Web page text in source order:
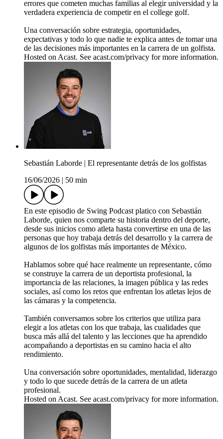
errores que cometen muchas familias al elegir universidad y la
verdadera experiencia de competir en el college golf.
Una conversación sobre estrategia, oportunidades,
expectativas y todo lo que nadie te explica antes de tomar una
de las decisiones más importantes en la carrera de un golfista.
Hosted on Acast. See acast.com/privacy for more information.
Sebastián Laborde | El representante detrás de los golfistas
16/06/2026
50 min
En este episodio de Swing Podcast platico con Sebastián
Laborde, quien nos comparte su historia dentro del deporte,
desde sus inicios como atleta hasta convertirse en una de las
personas que hoy trabaja detrás del desarrollo y la carrera de
algunos de los golfistas más importantes de México.
Hablamos sobre qué hace realmente un representante, cómo
se construye la carrera de un deportista profesional, la
importancia de las relaciones, la imagen pública y las redes
sociales, así como los retos que enfrentan los atletas lejos de
las cámaras y la competencia.
También conversamos sobre los criterios que utiliza para
elegir a los atletas con los que trabaja, las cualidades que
busca más allá del talento y las lecciones que ha aprendido
acompañando a deportistas en su camino hacia el alto
rendimiento.
Una conversación sobre oportunidades, mentalidad, liderazgo
y todo lo que sucede detrás de la carrera de un atleta
profesional.
Hosted on Acast. See acast.com/privacy for more information.